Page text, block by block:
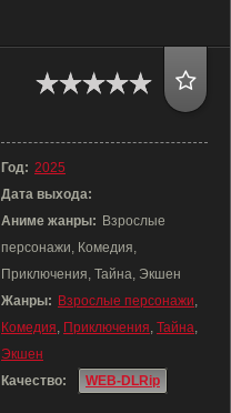
Год: 2025
Дата выхода:
Аниме жанры: Взрослые
персонажи, Комедия,
Приключения, Тайна, Экшен
Жанры: Взрослые персонажи,
Комедия, Приключения, Тайна,
Экшен
Качество:
WEB-DLRip